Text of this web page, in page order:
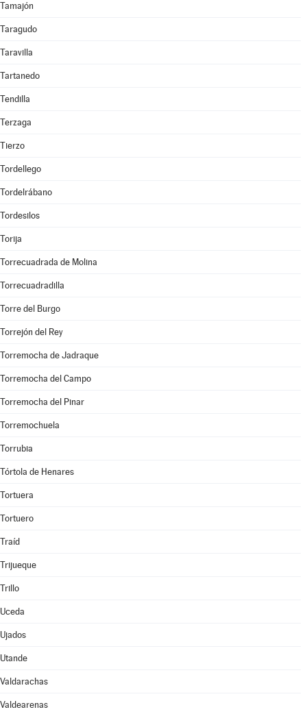
Tamajón
Taragudo
Taravilla
Tartanedo
Tendilla
Terzaga
Tierzo
Tordellego
Tordelrábano
Tordesilos
Torija
Torrecuadrada de Molina
Torrecuadradilla
Torre del Burgo
Torrejón del Rey
Torremocha de Jadraque
Torremocha del Campo
Torremocha del Pinar
Torremochuela
Torrubia
Tórtola de Henares
Tortuera
Tortuero
Traíd
Trijueque
Trillo
Uceda
Ujados
Utande
Valdarachas
Valdearenas